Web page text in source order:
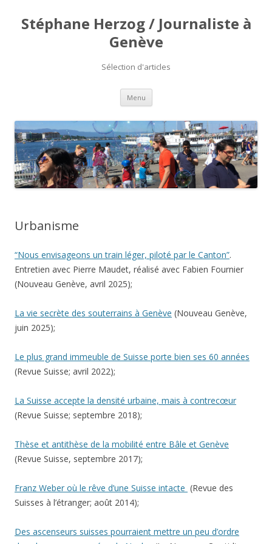
Stéphane Herzog / Journaliste à
Genève
Sélection d'articles
Menu Aller
contenu
Urbanisme
“Nous envisageons un train léger, piloté par le Canton”.
Entretien avec Pierre Maudet, réalisé avec Fabien Fournier
(Nouveau Genève, avril 2025);
La vie secrète des souterrains à Genève (Nouveau Genève,
juin 2025);
Le plus grand immeuble de Suisse porte bien ses 60 années
(Revue Suisse; avril 2022);
La Suisse accepte la densité urbaine, mais à contrecœur
(Revue Suisse; septembre 2018);
Thèse et antithèse de la mobilité entre Bâle et Genève
(Revue Suisse, septembre 2017);
Franz Weber où le rêve d’une Suisse intacte (Revue des
Suisses à l’étranger; août 2014);
Des ascenseurs suisses pourraient mettre un peu d’ordre